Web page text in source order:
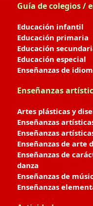
Guía de colegios /
Educación infantil
Educación primaria
Educación
Educación especial
Enseñanzas de
Enseñanzas
Artes plásticas y
Enseñanzas
Enseñanzas
Enseñanzas de arte
Enseñanzas de
danza
Enseñanzas de
Enseñanzas